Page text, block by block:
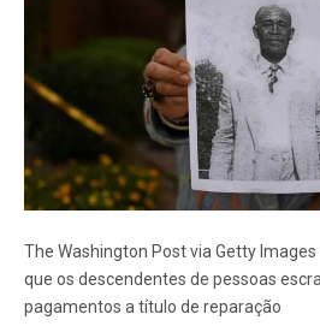
The Washington Post via Getty
que os descendentes de pessoas
pagamentos a título de reparação